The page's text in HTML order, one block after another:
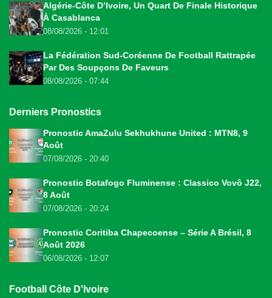
Algérie-Côte D’Ivoire, Un Quart De Finale Historique
À Casablanca
08/08/2026 - 12:01
La Fédération Sud-Coréenne De Football Rattrapée
Par Des Soupçons De Faveurs
08/08/2026 - 07:44
Derniers Pronostics
Pronostic AmaZulu Sekhukhune United : MTN8, 9
Août
07/08/2026 - 20:40
Pronostic Botafogo Fluminense : Classico Vovô J22,
8 Août
07/08/2026 - 20:24
Pronostic Coritiba Chapecoense – Série A Brésil, 8
Août 2026
06/08/2026 - 12:07
Football Côte D'Ivoire